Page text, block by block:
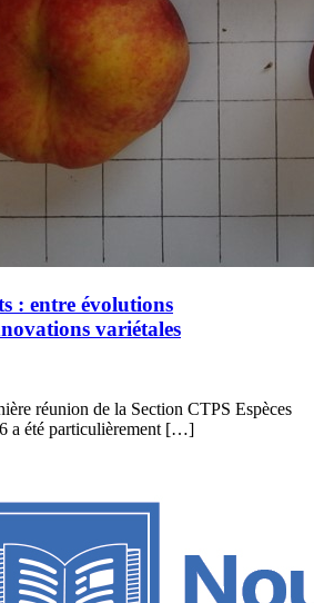
: entre évolutions
variétales
réunion de la Section CTPS Espèces
a été particulièrement […]